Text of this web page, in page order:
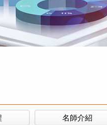
名師介紹